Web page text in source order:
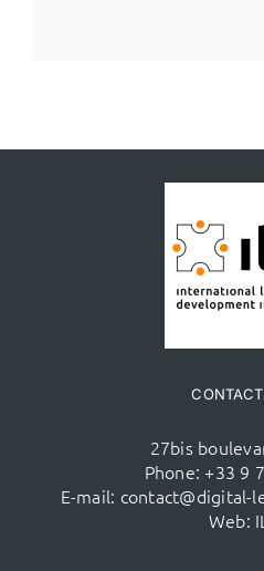
27bis
Phone: +33 9
E-mail: contact@digital-
Web: